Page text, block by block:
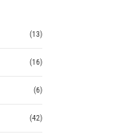
(13)
(16)
(6)
(42)